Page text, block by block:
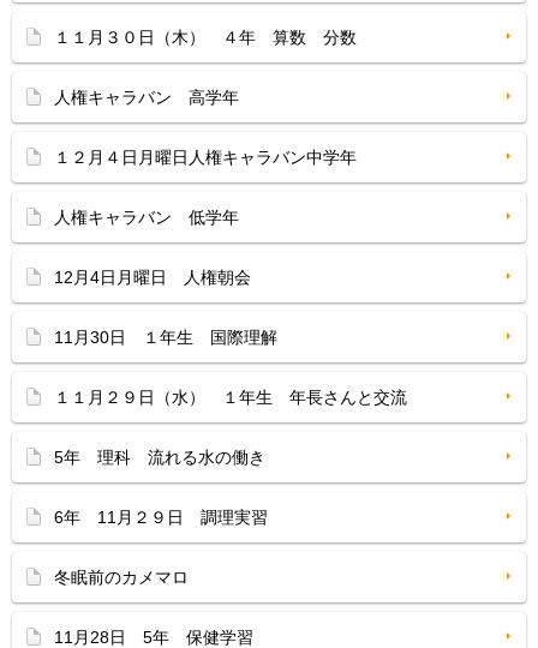
１１月３０日（木） ４年 算数 分数
人権キャラバン 高学年
１２月４日月曜日人権キャラバン中学年
人権キャラバン 低学年
12月4日月曜日 人権朝会
11月30日 １年生 国際理解
１１月２９日（水） １年生 年長さんと交流
5年 理科 流れる水の働き
6年 11月２９日 調理実習
冬眠前のカメマロ
11月28日 5年 保健学習